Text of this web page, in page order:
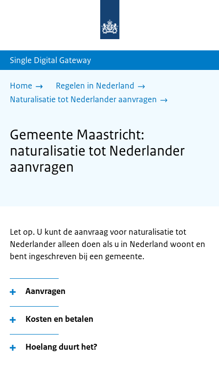
homepage
Single Digital Gateway
Home
Regelen in Nederland
Naturalisatie tot Nederlander aanvragen
Gemeente Maastricht:
naturalisatie tot Nederlander
aanvragen
Let op. U kunt de aanvraag voor naturalisatie tot
Nederlander alleen doen als u in Nederland woont en
bent ingeschreven bij een gemeente.
Aanvragen
Kosten en betalen
Hoelang duurt het?